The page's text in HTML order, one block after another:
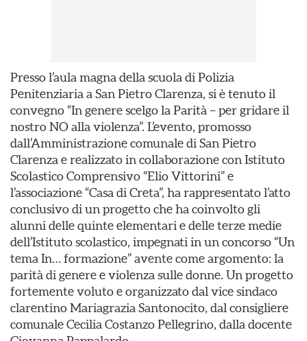
Presso l’aula magna della scuola di Polizia
Penitenziaria a San Pietro Clarenza, si è tenuto il
convegno “In genere scelgo la Parità – per gridare il
nostro NO alla violenza”. L’evento, promosso
dall’Amministrazione comunale di San Pietro
Clarenza e realizzato in collaborazione con Istituto
Scolastico Comprensivo “Elio Vittorini” e
l’associazione “Casa di Creta”, ha rappresentato l’atto
conclusivo di un progetto che ha coinvolto gli
alunni delle quinte elementari e delle terze medie
dell’Istituto scolastico, impegnati in un concorso “Un
tema In… formazione” avente come argomento: la
parità di genere e violenza sulle donne. Un progetto
fortemente voluto e organizzato dal vice sindaco
clarentino Mariagrazia Santonocito, dal consigliere
comunale Cecilia Costanzo Pellegrino, dalla docente